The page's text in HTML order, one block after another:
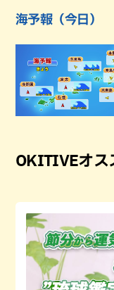
海予報（今日）
OKITIVEオス